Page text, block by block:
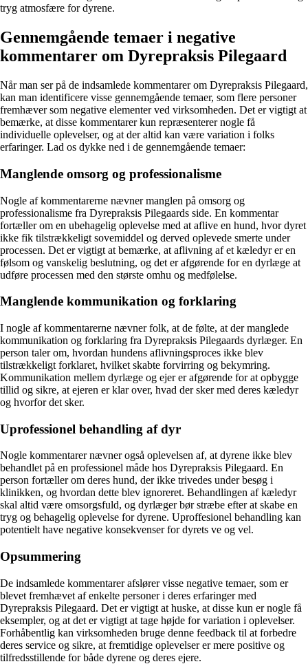
tryg atmosfære for dyrene.
Gennemgående temaer i negative
kommentarer om Dyrepraksis Pilegaard
Når man ser på de indsamlede kommentarer om Dyrepraksis Pilegaard,
kan man identificere visse gennemgående temaer, som flere personer
fremhæver som negative elementer ved virksomheden. Det er vigtigt at
bemærke, at disse kommentarer kun repræsenterer nogle få
individuelle oplevelser, og at der altid kan være variation i folks
erfaringer. Lad os dykke ned i de gennemgående temaer:
Manglende omsorg og professionalisme
Nogle af kommentarerne nævner manglen på omsorg og
professionalisme fra Dyrepraksis Pilegaards side. En kommentar
fortæller om en ubehagelig oplevelse med at aflive en hund, hvor dyret
ikke fik tilstrækkeligt sovemiddel og derved oplevede smerte under
processen. Det er vigtigt at bemærke, at aflivning af et kæledyr er en
følsom og vanskelig beslutning, og det er afgørende for en dyrlæge at
udføre processen med den største omhu og medfølelse.
Manglende kommunikation og forklaring
I nogle af kommentarerne nævner folk, at de følte, at der manglede
kommunikation og forklaring fra Dyrepraksis Pilegaards dyrlæger. En
person taler om, hvordan hundens aflivningsproces ikke blev
tilstrækkeligt forklaret, hvilket skabte forvirring og bekymring.
Kommunikation mellem dyrlæge og ejer er afgørende for at opbygge
tillid og sikre, at ejeren er klar over, hvad der sker med deres kæledyr
og hvorfor det sker.
Uprofessionel behandling af dyr
Nogle kommentarer nævner også oplevelsen af, at dyrene ikke blev
behandlet på en professionel måde hos Dyrepraksis Pilegaard. En
person fortæller om deres hund, der ikke trivedes under besøg i
klinikken, og hvordan dette blev ignoreret. Behandlingen af kæledyr
skal altid være omsorgsfuld, og dyrlæger bør stræbe efter at skabe en
tryg og behagelig oplevelse for dyrene. Uproffesionel behandling kan
potentielt have negative konsekvenser for dyrets ve og vel.
Opsummering
De indsamlede kommentarer afslører visse negative temaer, som er
blevet fremhævet af enkelte personer i deres erfaringer med
Dyrepraksis Pilegaard. Det er vigtigt at huske, at disse kun er nogle få
eksempler, og at det er vigtigt at tage højde for variation i oplevelser.
Forhåbentlig kan virksomheden bruge denne feedback til at forbedre
deres service og sikre, at fremtidige oplevelser er mere positive og
tilfredsstillende for både dyrene og deres ejere.